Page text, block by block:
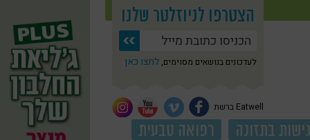
הצטרפו לניוזלטר שלנו
לעדכונים בנושאים מסוימים, לחצו כאן
Eatwell ברשת
גישות בתזונה
רפואה טבעית